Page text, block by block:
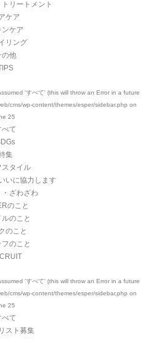
リートメント
ケア
ンケア
リング
の他
'すべて' (this will throw an Error in a future
cms/wp-content/themes/esper/sidebar.php on
25
べて
集
スタイル
いに協力します
・ざわざわ
のこと
ルのこと
のこと
フのこと
'すべて' (this will throw an Error in a future
cms/wp-content/themes/esper/sidebar.php on
25
べて
スト募集